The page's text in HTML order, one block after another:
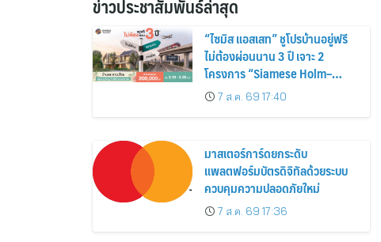
ข่าวประชาสัมพันธ์ล่าสุด
“ไซมิส แอสเสท” ชูโปรบ้านอยู่ฟรี
ไม่ต้องผ่อนนาน 3 ปี เจาะ 2
โครงการ “Siamese Holm–
Siamese Blossom” พร้อม
ส่วนลดและสิทธิพิเศษถึง 31
7 ส.ค. 69 17:40
มาสเตอร์การ์ดยกระดับ
แพลตฟอร์มบัตรดิจิทัลด้วยระบบ
ควบคุมความปลอดภัยใหม่
7 ส.ค. 69 17:36